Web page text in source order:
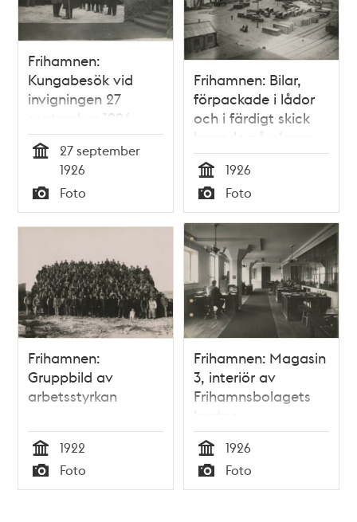
Frihamnen:
Kungabesök vid
invigningen 27
september 1926
27 september
1926
Typ
Foto
Frihamnen: Bilar,
förpackade i lådor
och i färdigt skick
lagrade på planen
väster om magasin
2
Tid
1926
Typ
Foto
Frihamnen:
Gruppbild av
arbetsstyrkan
Tid
1922
Typ
Foto
Frihamnen: Magasin
3, interiör av
Frihamnsbolagets
kontor
Tid
1926
Typ
Foto